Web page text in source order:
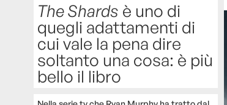
The Shards è uno di
quegli adattamenti di
cui vale la pena dire
soltanto una cosa: è più
bello il libro